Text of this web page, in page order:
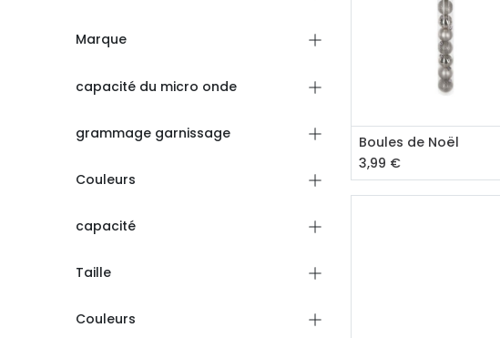
Marque
capacité du micro onde
grammage garnissage
Couleurs
capacité
Taille
Couleurs
Ajouter au panier
Boules de Noël
3,99 €